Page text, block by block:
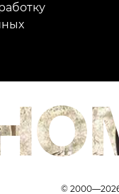
© 2000—2026